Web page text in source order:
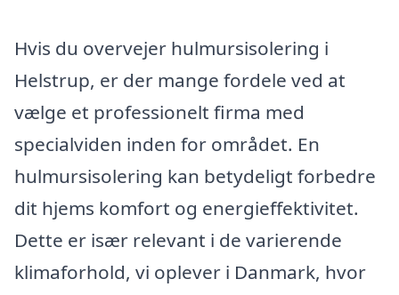
Hvis du overvejer hulmursisolering i
Helstrup, er der mange fordele ved at
vælge et professionelt firma med
specialviden inden for området. En
hulmursisolering kan betydeligt forbedre
dit hjems komfort og energieffektivitet.
Dette er især relevant i de varierende
klimaforhold, vi oplever i Danmark, hvor